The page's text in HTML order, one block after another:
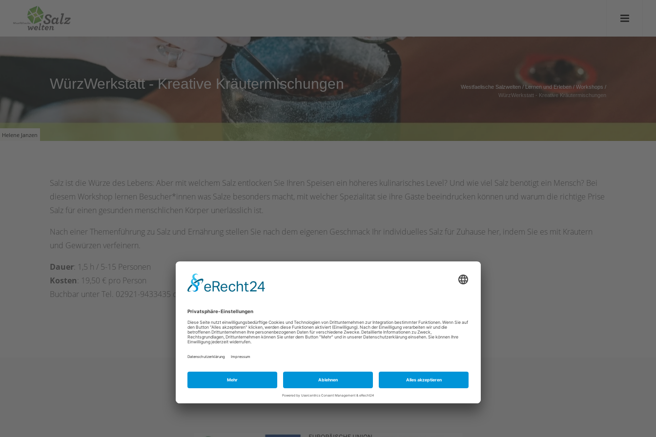
Helene Janzen
WürzWerkstatt - Kreative Kräutermischungen Westfaelische Salzwelten / Lernen und Erleben/ Workshops /
WürzWerkstatt - Kreative Kräutermischungen
Salz ist die Würze des Lebens: Aber mit welchem Salz entlocken Sie Ihren Speisen ein höheres kulinarisches Level? Und wie viel Salz benötigt ein Mensch? Bei
diesem Workshop lernen Besucher*innen was Salze besonders macht, mit welcher Spezialität sie ihre Gäste beeindrucken können und warum die richtige Prise
Salz für einen gesunden menschlichen Körper unerlässlich ist.
Nach einer Themenführung zu Salz und Ernährung stellen Sie nach dem eigenen Geschmack Ihr individuelles Salz für Zuhause her, indem Sie es mit Kräutern
und Gewürzen verfeinern.
Dauer: 1,5 h / 5-15 Personen
Kosten: 19,50 € pro Person
Buchbar unter Tel. 02921-9433435 oderinfo@salzwelten.de